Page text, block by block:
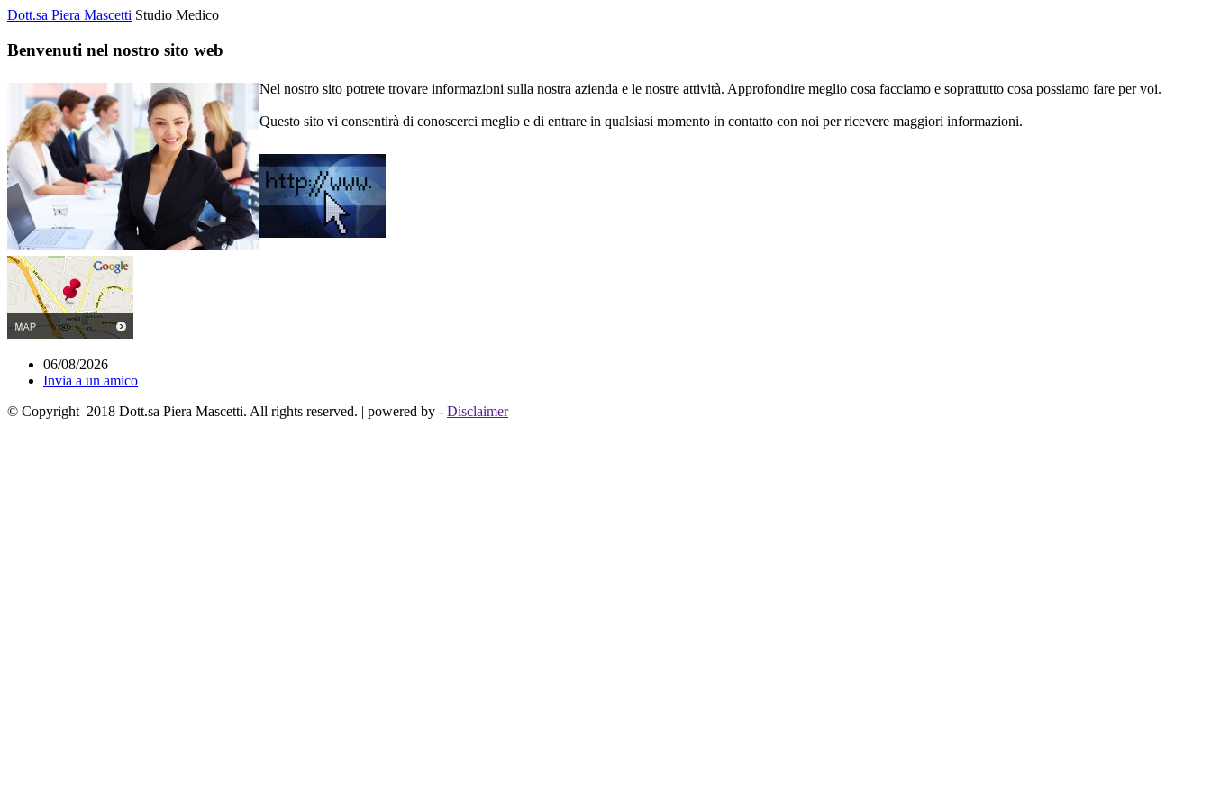
Dott.sa Piera Mascetti Studio Medico
Benvenuti nel nostro sito web
Nel nostro sito potrete trovare informazioni sulla nostra azienda e le nostre attività. Approfondire meglio cosa facciamo e soprattutto cosa possiamo fare per voi.
Questo sito vi consentirà di conoscerci meglio e di entrare in qualsiasi momento in contatto con noi per ricevere maggiori informazioni.
06/08/2026
Invia a un amico
© Copyright 2018 Dott.sa Piera Mascetti. All rights reserved. | powered by - Disclaimer